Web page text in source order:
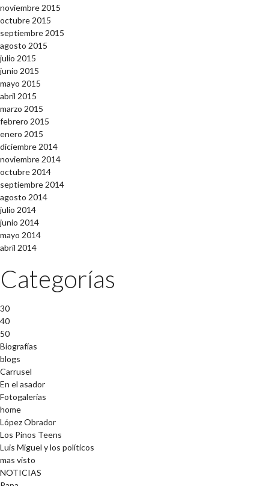
noviembre 2015
octubre 2015
septiembre 2015
agosto 2015
julio 2015
junio 2015
mayo 2015
abril 2015
marzo 2015
febrero 2015
enero 2015
diciembre 2014
noviembre 2014
octubre 2014
septiembre 2014
agosto 2014
julio 2014
junio 2014
mayo 2014
abril 2014
Categorías
30
40
50
Biografías
blogs
Carrusel
En el asador
Fotogalerías
home
López Obrador
Los Pinos Teens
Luis Miguel y los políticos
mas visto
NOTICIAS